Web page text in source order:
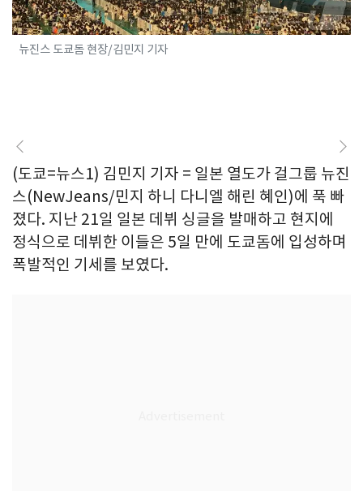
뉴진스 도쿄돔 현장/김민지 기자
(도쿄=뉴스1) 김민지 기자 = 일본 열도가 걸그룹 뉴진
스(NewJeans/민지 하니 다니엘 해린 혜인)에 푹 빠
졌다. 지난 21일 일본 데뷔 싱글을 발매하고 현지에
정식으로 데뷔한 이들은 5일 만에 도쿄돔에 입성하며
폭발적인 기세를 보였다.